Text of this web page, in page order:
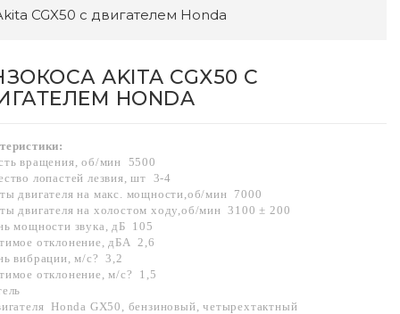
CGX50 с двигателем Honda
AKITA CGX50 С
HONDA
вращения, об/мин 5500
лопастей лезвия, шт 3-4
двигателя на макс. мощности,об/мин 7000
двигателя на холостом ходу,об/мин 3100 ± 200
мощности звука, дБ 105
отклонение, дБА 2,6
вибрации, м/с? 3,2
отклонение, м/с? 1,5
Honda GX50, бензиновый, четырехтактный